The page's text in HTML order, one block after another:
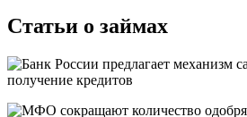
Статьи о займах